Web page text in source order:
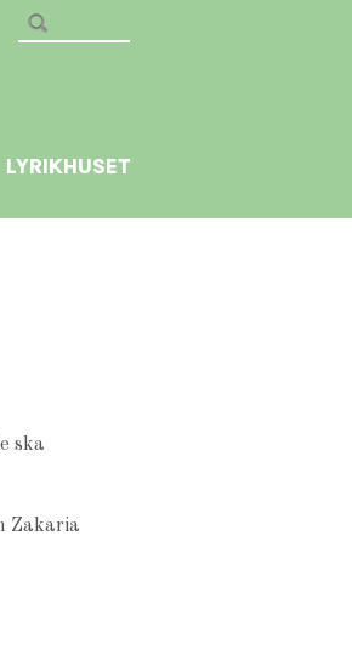
LYRIKHUSET
ska
Zakaria